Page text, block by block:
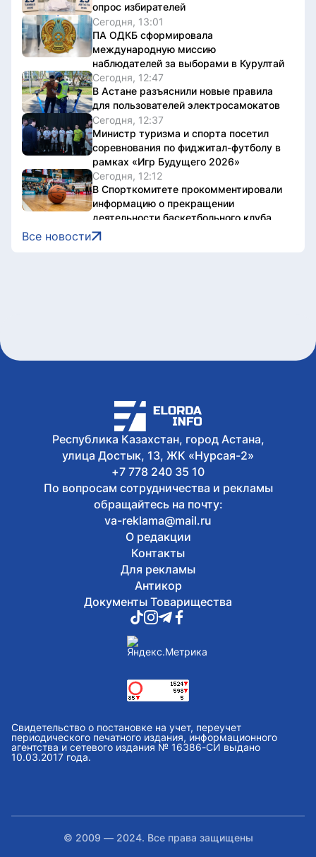
опрос избирателей
Сегодня, 13:01
ПА ОДКБ сформировала
международную миссию
наблюдателей за выборами в Курултай
Сегодня, 12:47
В Астане разъяснили новые правила
для пользователей электросамокатов
Сегодня, 12:37
Министр туризма и спорта посетил
соревнования по фиджитал-футболу в
рамках «Игр Будущего 2026»
Сегодня, 12:12
В Спорткомитете прокомментировали
информацию о прекращении
деятельности баскетбольного клуба
«Астана»
схеме мошенников с
Необычная акция прошла на Comic Con
Astana
Все новости
Республика Казахстан, город Астана,
улица Достык, 13, ЖК «Нурсая-2»
+7 778 240 35 10
По вопросам сотрудничества и рекламы
обращайтесь на почту:
va-reklama@mail.ru
О редакции
Контакты
Для рекламы
Антикор
Документы Товарищества
Свидетельство о постановке на учет, переучет
периодического печатного издания, информационного
агентства и сетевого издания № 16386-СИ выдано
10.03.2017 года.
© 2009 — 2024. Все права защищены